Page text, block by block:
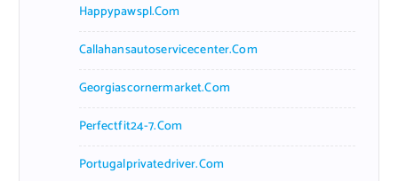
Happypawspl.com
Callahansautoservicecenter.com
Georgiascornermarket.com
Perfectfit24-7.com
Portugalprivatedriver.com